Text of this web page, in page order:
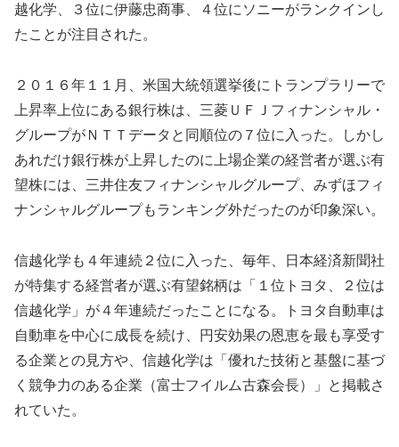
越化学、３位に伊藤忠商事、４位にソニーがランクインし
たことが注目された。
２０１６年１１月、米国大統領選挙後にトランプラリーで
上昇率上位にある銀行株は、三菱ＵＦＪフィナンシャル・
グループがＮＴＴデータと同順位の７位に入った。しかし
あれだけ銀行株が上昇したのに上場企業の経営者が選ぶ有
望株には、三井住友フィナンシャルグループ、みずほフィ
ナンシャルグループもランキング外だったのが印象深い。
信越化学も４年連続２位に入った、毎年、日本経済新聞社
が特集する経営者が選ぶ有望銘柄は「１位トヨタ、２位は
信越化学」が４年連続だったことになる。トヨタ自動車は
自動車を中心に成長を続け、円安効果の恩恵を最も享受す
る企業との見方や、信越化学は「優れた技術と基盤に基づ
く競争力のある企業（富士フイルム古森会長）」と掲載さ
れていた。